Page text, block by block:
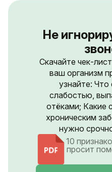
Не
Скачайте чек-
ваш организм
узнайте: Что
слабостью,
отёками; Какие
хроническим
нужно
10
просит